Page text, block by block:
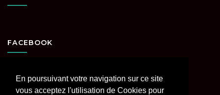
En poursuivant votre navigation sur ce site
vous acceptez l'utilisation de Cookies pour
FACEBOOK